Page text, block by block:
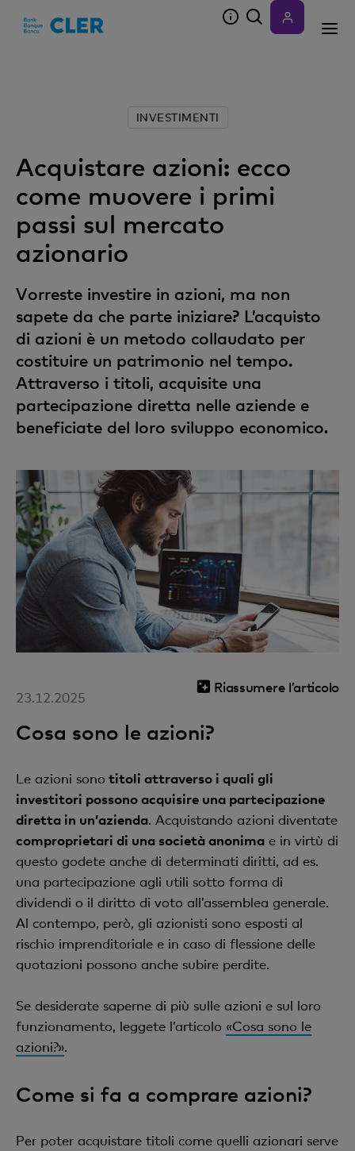
INVESTIMENTI
Acquistare azioni: ecco
come muovere i primi
passi sul mercato
azionario
Vorreste investire in azioni, ma non
sapete da che parte iniziare? L’acquisto
di azioni è un metodo collaudato per
costituire un patrimonio nel tempo.
Attraverso i titoli, acquisite una
partecipazione diretta nelle aziende e
beneficiate del loro sviluppo economico.
Riassumere l’articolo
23.12.2025
Cosa sono le azioni?
Le azioni sono titoli attraverso i quali gli
investitori possono acquisire una partecipazione
diretta in un’azienda. Acquistando azioni diventate
comproprietari di una società anonima e in virtù di
questo godete anche di determinati diritti, ad es.
una partecipazione agli utili sotto forma di
dividendi o il diritto di voto all’assemblea generale.
Al contempo, però, gli azionisti sono esposti al
rischio imprenditoriale e in caso di flessione delle
quotazioni possono anche subire perdite.
Se desiderate saperne di più sulle azioni e sul loro
funzionamento, leggete l’articolo «Cosa sono le
azioni?».
Come si fa a comprare azioni?
Per poter acquistare titoli come quelli azionari serve